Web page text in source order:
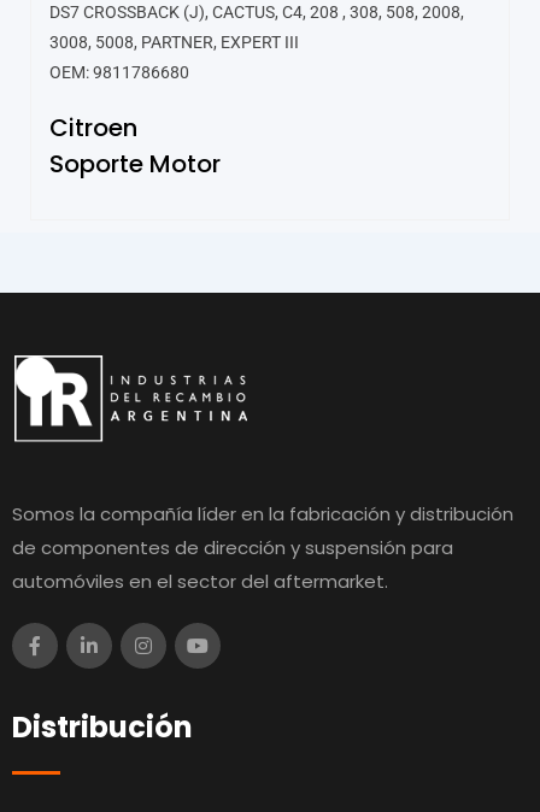
DS7 CROSSBACK (J), CACTUS, C4, 208 , 308, 508, 2008,
3008, 5008, PARTNER, EXPERT III
OEM: 9811786680
Citroen
Soporte Motor
Somos la compañía líder en la fabricación y distribución
de componentes de dirección y suspensión para
automóviles en el sector del aftermarket.
Distribución